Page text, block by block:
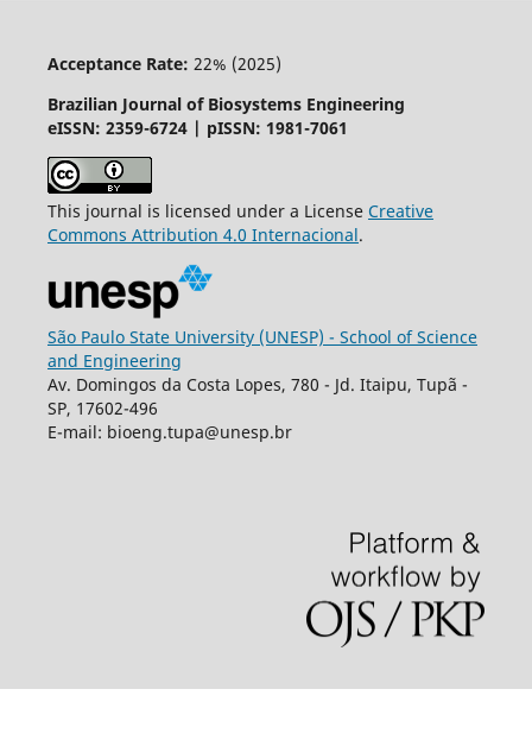
Acceptance Rate: 22% (2025)
Brazilian Journal of Biosystems Engineering
eISSN: 2359-6724 | pISSN: 1981-7061
This journal is licensed under a License Creative
Commons Attribution 4.0 Internacional.
São Paulo State University (UNESP) - School of Science
and Engineering
Av. Domingos da Costa Lopes, 780 - Jd. Itaipu, Tupã -
SP, 17602-496
E-mail: bioeng.tupa@unesp.br